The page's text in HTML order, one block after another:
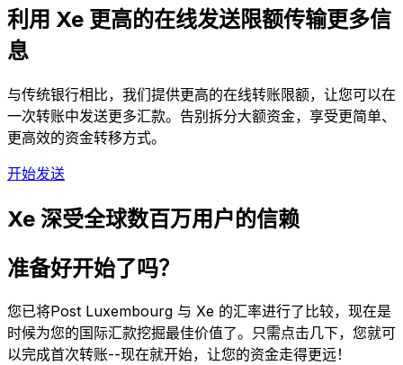
利用 Xe 更高的在线发送限额传输更多信
息
与传统银行相比，我们提供更高的在线转账限额，让您可以在
一次转账中发送更多汇款。告别拆分大额资金，享受更简单、
更高效的资金转移方式。
开始发送
Xe 深受全球数百万用户的信赖
准备好开始了吗？
您已将Post Luxembourg 与 Xe 的汇率进行了比较，现在是
时候为您的国际汇款挖掘最佳价值了。只需点击几下，您就可
以完成首次转账--现在就开始，让您的资金走得更远！